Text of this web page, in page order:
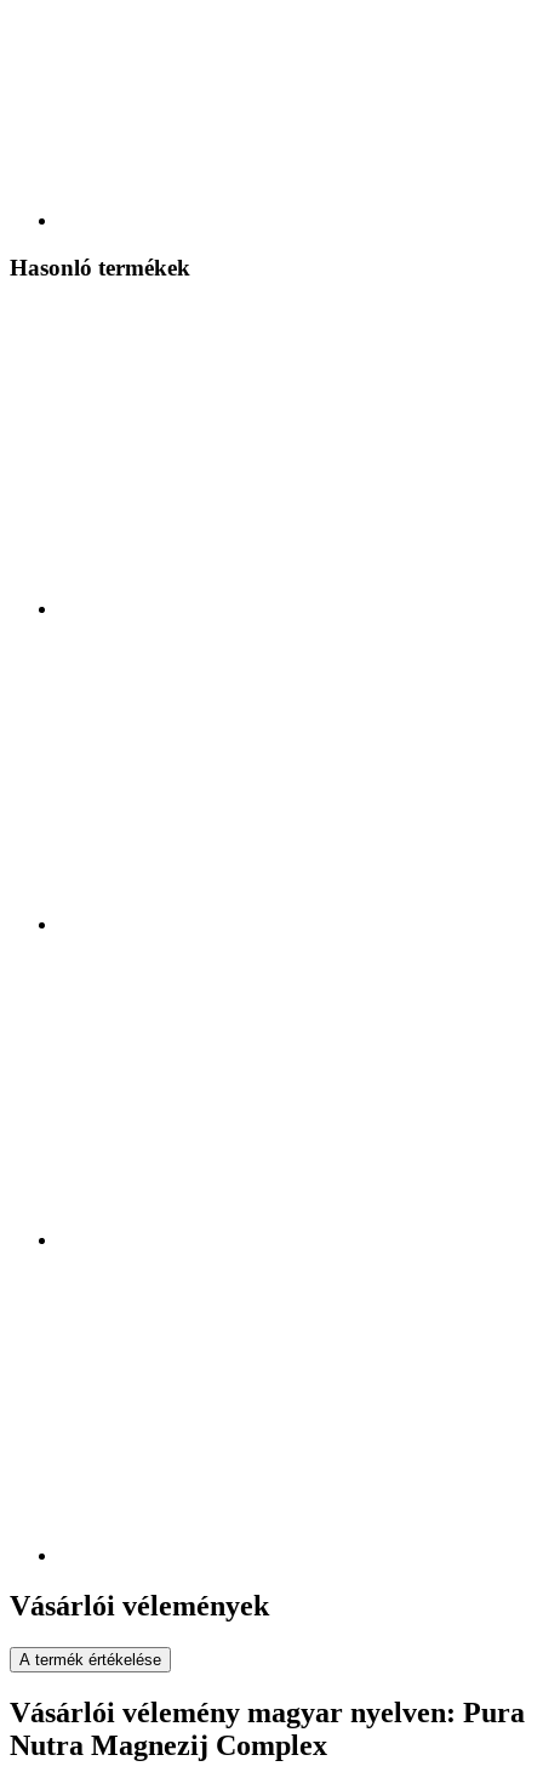
Hasonló termékek
Vásárlói vélemények
A termék értékelése
Vásárlói vélemény magyar nyelven: Pura
Nutra Magnezij Complex